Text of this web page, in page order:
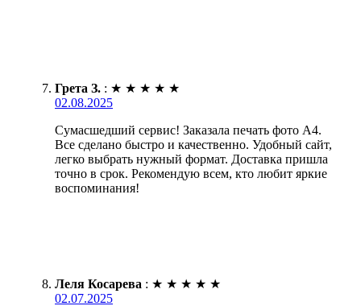
Грета З. : ★ ★ ★ ★ ★
02.08.2025
Сумасшедший сервис! Заказала печать фото А4.
Все сделано быстро и качественно. Удобный сайт,
легко выбрать нужный формат. Доставка пришла
точно в срок. Рекомендую всем, кто любит яркие
воспоминания!
Леля Косарева : ★ ★ ★ ★ ★
02.07.2025